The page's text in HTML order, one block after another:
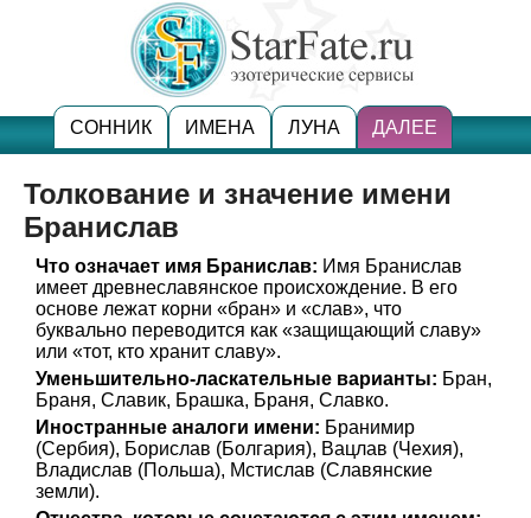
СОННИК ИМЕНА ЛУНА ДАЛЕЕ
Толкование и значение имени
Бранислав
Что означает имя Бранислав: Имя Бранислав
имеет древнеславянское происхождение. В его
основе лежат корни «бран» и «слав», что
буквально переводится как «защищающий славу»
или «тот, кто хранит славу».
Уменьшительно-ласкательные варианты: Бран,
Браня, Славик, Брашка, Браня, Славко.
Иностранные аналоги имени: Бранимир
(Сербия), Борислав (Болгария), Вацлав (Чехия),
Владислав (Польша), Мстислав (Славянские
земли).